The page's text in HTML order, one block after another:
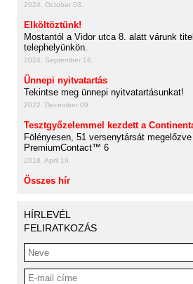
2024. October 03.
Elköltöztünk!
Mostantól a Vidor utca 8. alatt várunk
telephelyünkön.
2024. September 16.
Ünnepi nyitvatartás
Tekintse meg ünnepi nyitvatartásunkat!
2022. December 09.
Tesztgyőzelemmel kezdett a
Fölényesen, 51 versenytársát
PremiumContact™ 6
2018. April 19.
Összes hír
HÍRLEVÉL
FELIRATKOZÁS